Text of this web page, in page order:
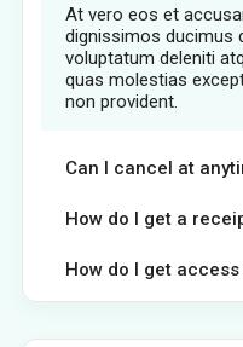
At vero eos et
dignissimos ducimus
voluptatum deleniti
quas molestias
non provident.
Can I cancel at
How do I get a
How do I get